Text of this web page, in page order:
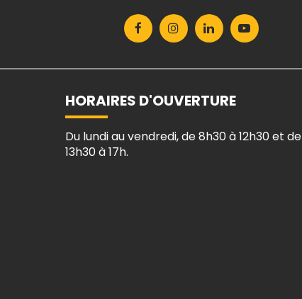
Lien
vers
Facebook
Lien
vers
Instagram
Lien
vers
Linkedin
Lien
vers
HORAIRES D'OUVERTURE
Du lundi au vendredi, de 8h30 à 12h30 et de
13h30 à 17h.